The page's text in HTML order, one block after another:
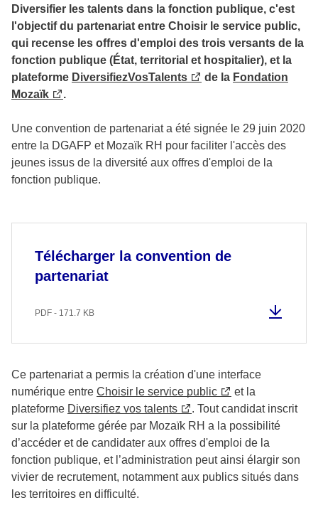
Diversifier les talents dans la fonction publique, c'est
l'objectif du partenariat entre Choisir le service public,
qui recense les offres d'emploi des trois versants de la
fonction publique (État, territorial et hospitalier), et la
plateforme DiversifiezVosTalents de la Fondation
Mozaïk
.
Une convention de partenariat a été signée le 29 juin 2020
entre la DGAFP et Mozaïk RH pour faciliter l'accès des
jeunes issus de la diversité aux offres d'emploi de la
fonction publique.
Télécharger la convention de
partenariat
PDF - 171.7 KB
Ce partenariat a permis la création d'une interface
numérique entre Choisir le service public
et la
plateforme Diversifiez vos talents
. Tout candidat inscrit
sur la plateforme gérée par Mozaïk RH a la possibilité
d’accéder et de candidater aux offres d'emploi de la
fonction publique, et l’administration peut ainsi élargir son
vivier de recrutement, notamment aux publics situés dans
les territoires en difficulté.